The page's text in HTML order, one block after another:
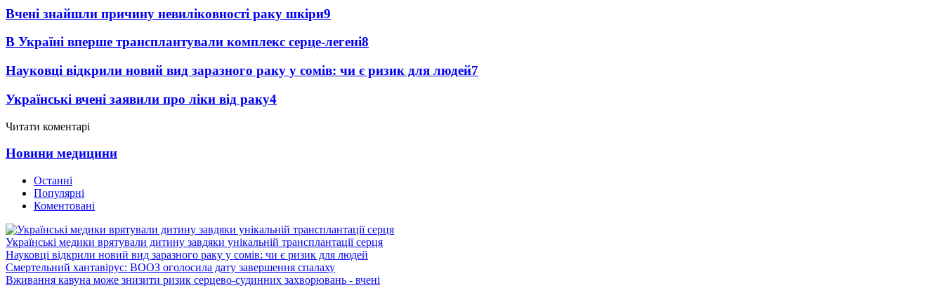
Вчені знайшли причину невиліковності раку шкіри9
В Україні вперше трансплантували комплекс серце-легені8
Науковці відкрили новий вид заразного раку у сомів: чи є ризик для людей7
Українські вчені заявили про ліки від раку4
Читати коментарі
Новини медицини
Останні
Популярні
Коментовані
Українські медики врятували дитину завдяки унікальній трансплантації серця
Науковці відкрили новий вид заразного раку у сомів: чи є ризик для людей
Смертельний хантавірус: ВООЗ оголосила дату завершення спалаху
Вживання кавуна може знизити ризик серцево-судинних захворювань - вчені